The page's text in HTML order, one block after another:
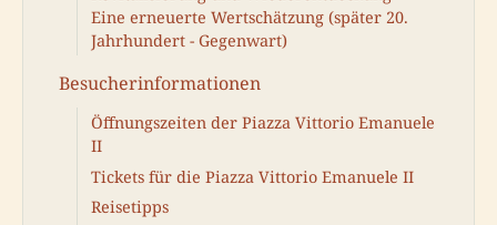
Eine erneuerte Wertschätzung (später 20.
Jahrhundert - Gegenwart)
Besucherinformationen
Öffnungszeiten der Piazza Vittorio Emanuele
II
Tickets für die Piazza Vittorio Emanuele II
Reisetipps